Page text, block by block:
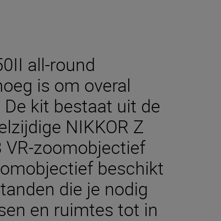
all-round
is om overal
kit bestaat uit de
NIKKOR Z
zoomobjectief
beschikt
die je nodig
en ruimtes tot in